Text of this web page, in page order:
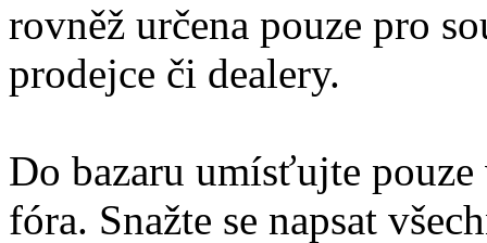
rovněž určena pouze pro
prodejce či dealery.
Do bazaru umísťujte
fóra. Snažte se napsat